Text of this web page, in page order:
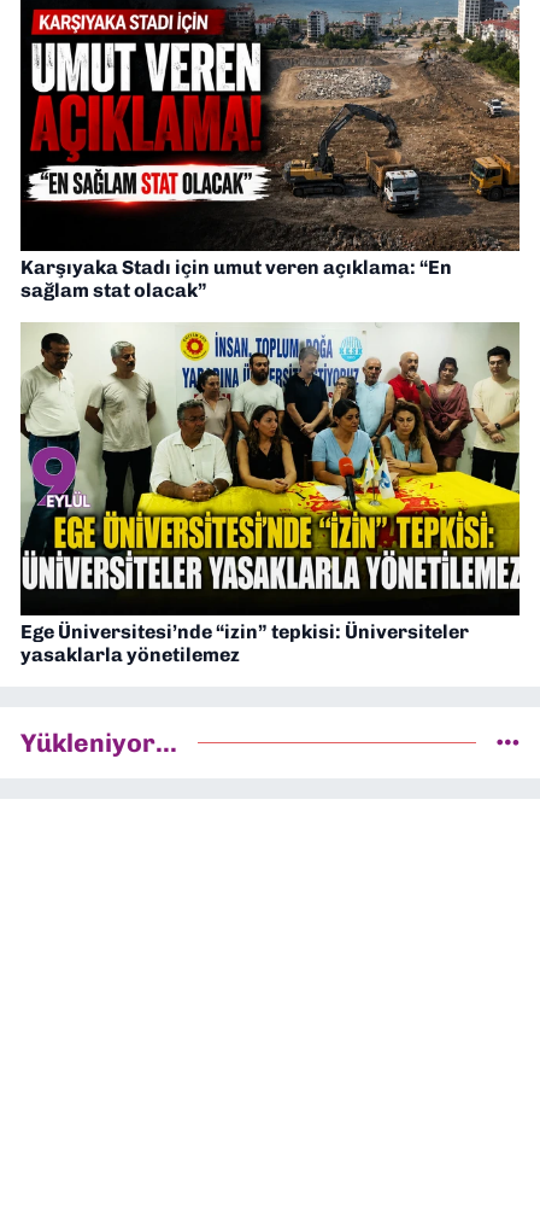
Karşıyaka Stadı için umut veren açıklama: “En
sağlam stat olacak”
Ege Üniversitesi’nde “izin” tepkisi: Üniversiteler
yasaklarla yönetilemez
Yükleniyor...